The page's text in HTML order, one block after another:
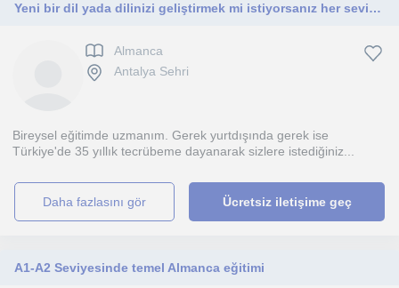
Yeni bir dil yada dilinizi geliştirmek mi istiyorsanız her seviyede bireysel , grup çalışması yaparım.
Almanca
Antalya Sehri
Bireysel eğitimde uzmanım. Gerek yurtdışında gerek ise
Türkiye'de 35 yıllık tecrübeme dayanarak sizlere istediğiniz...
daha fazlasını gör Ücretsiz iletişime geç
A1-A2 Seviyesinde temel Almanca eğitimi